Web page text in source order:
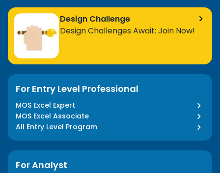
Design Challenge
Design Challenges Await: Join Now!
For Entry Level Professional
MOS Excel Expert
MOS Excel Associate
All Entry Level Program
For Analyst